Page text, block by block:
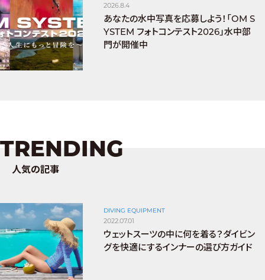
2026.8.4
あなたの水中写真を応募しよう！「OM S
YSTEM フォトコンテスト2026」水中部
門が開催中
TRENDING
人気の記事
DIVING EQUIPMENT
2022.07.01
ウェットスーツの中に何を着る？ダイビン
グを快適にするインナーの選び方ガイド